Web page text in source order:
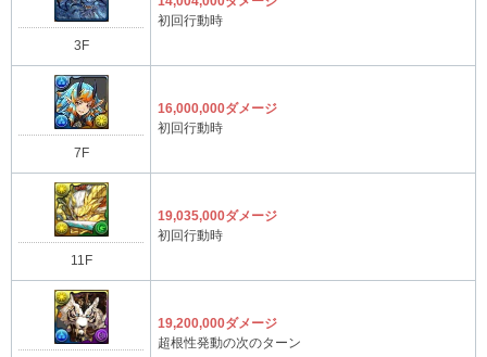
3F
初回行動時
7F
16,000,000ダメージ
初回行動時
11F
19,035,000ダメージ
初回行動時
19,200,000ダメージ
超根性発動の次のターン